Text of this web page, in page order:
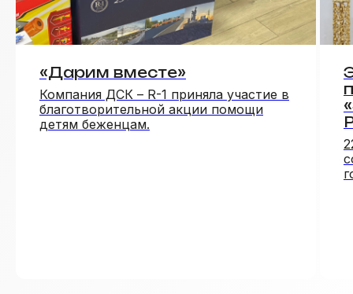
«Дарим вместе»
Компания ДСК – R-1 приняла участие в
благотворительной акции помощи
детям беженцам.